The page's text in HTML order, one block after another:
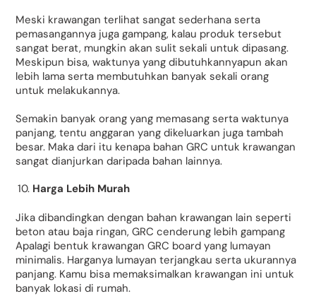
Meski krawangan terlihat sangat sederhana serta
pemasangannya juga gampang, kalau produk tersebut
sangat berat, mungkin akan sulit sekali untuk dipasang.
Meskipun bisa, waktunya yang dibutuhkannyapun akan
lebih lama serta membutuhkan banyak sekali orang
untuk melakukannya.
Semakin banyak orang yang memasang serta waktunya
panjang, tentu anggaran yang dikeluarkan juga tambah
besar. Maka dari itu kenapa bahan GRC untuk krawangan
sangat dianjurkan daripada bahan lainnya.
Harga Lebih Murah
Jika dibandingkan dengan bahan krawangan lain seperti
beton atau baja ringan, GRC cenderung lebih gampang
Apalagi bentuk krawangan GRC board yang lumayan
minimalis. Harganya lumayan terjangkau serta ukurannya
panjang. Kamu bisa memaksimalkan krawangan ini untuk
banyak lokasi di rumah.